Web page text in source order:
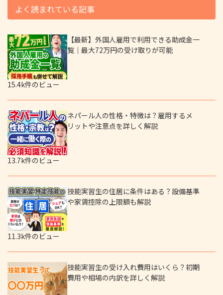
よく読まれている記事
【最新】外国人雇用で利用できる助成金一
覧｜最大72万円の受け取りが可能
15.4k件のビュー
ネパール人の性格・特徴は？雇用するメ
リットや注意点を詳しく解説
13.7k件のビュー
技能実習生の住居に条件はある？設備基準
や家賃控除の上限額も解説
11.3k件のビュー
技能実習生の受け入れ費用はいくら？初期
費用や相場の内訳を詳しく解説